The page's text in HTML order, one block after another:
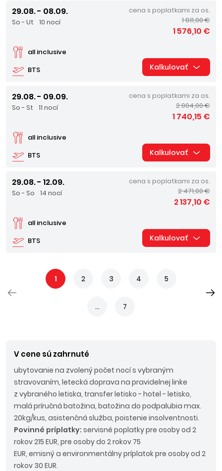
29.08. - 08.09.
So - Ut 10 nocí
BTS
all inclusive
cena s poplatkami za os.
1 811,00 €
1 576,10 €
Kalkulovať
29.08. - 09.09.
So - St 11 nocí
BTS
all inclusive
cena s poplatkami za os.
2 004,00 €
1 740,15 €
Kalkulovať
29.08. - 12.09.
So - So 14 nocí
BTS
all inclusive
cena s poplatkami za os.
2 471,00 €
2 137,10 €
Kalkulovať
1 2 3 4 5
... 7
V cene sú zahrnuté
ubytovanie na zvolený počet nocí s vybraným
stravovaním, letecká doprava na pravidelnej linke
z vybraného letiska, transfer letisko - hotel - letisko,
malá príručná batožina, batožina do podpalubia max.
20kg/kus, asistenčná služba, poistenie insolventnosti.
Povinné príplatky: servisné poplatky pre osoby od 2
rokov 215 EUR, pre osoby do 2 rokov 75
EUR, emisný a environmentálny príplatok pre osoby od 2
rokov 30 EUR.